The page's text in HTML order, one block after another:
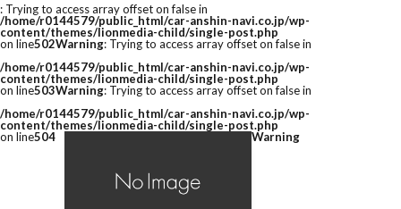
: Trying to access array offset on false in
/home/r0144579/public_html/car-anshin-navi.co.jp/wp-
content/themes/lionmedia-child/single-post.php
on line502Warning: Trying to access array offset on false in
/home/r0144579/public_html/car-anshin-navi.co.jp/wp-
content/themes/lionmedia-child/single-post.php
on line503Warning: Trying to access array offset on false in
/home/r0144579/public_html/car-anshin-navi.co.jp/wp-
content/themes/lionmedia-child/single-post.php
on line504 Warning